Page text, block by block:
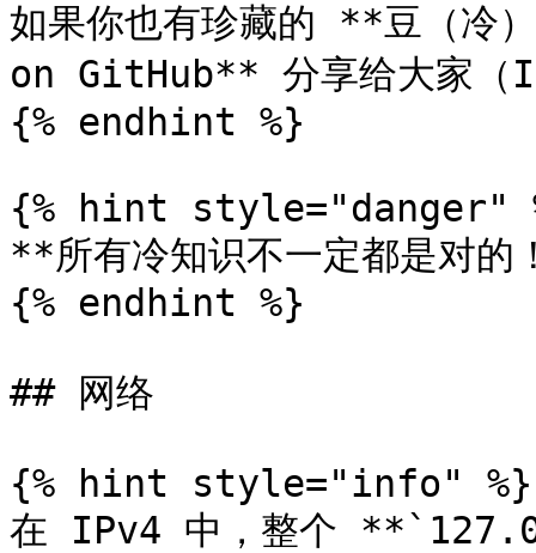
如果你也有珍藏的 **豆（
on GitHub** 分享给大家（
{% endhint %}
{% hint style="danger"
**所有冷知识不一定都是对的
{% endhint %}
## 网络
{% hint style="info" %}
在 IPv4 中，整个